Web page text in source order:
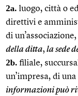
2a. luogo, città o
direttivi e
di
della ditta, la sede
2b. filiale,
un’impresa, di
informazioni può